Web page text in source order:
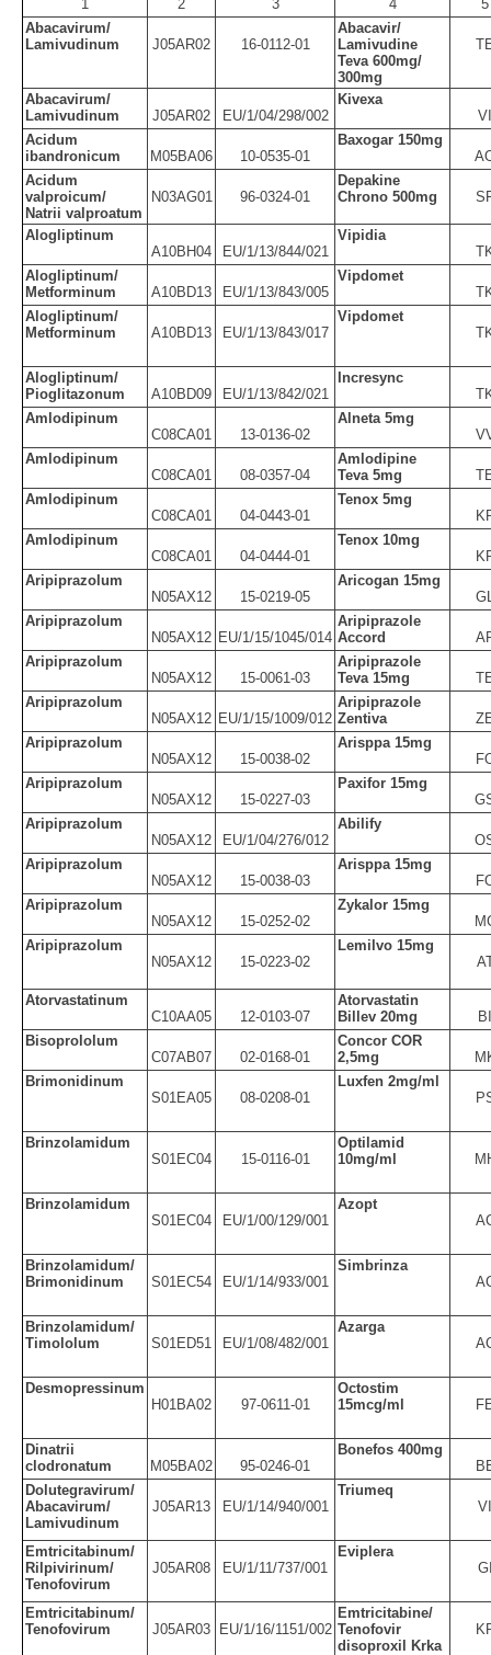
1 2 3 4
5
Abacavirum/
Lamivudinum
J05AR02 16-0112-01
Abacavir/
Lamivudine
Teva 600mg/
300mg
Abacavirum/
Lamivudinum
J05AR02 EU/1/04/298/002
Kivexa
VI
Acidum
ibandronicum
M05BA06 10-0535-01
Baxogar 150mg
Acidum
valproicum/
Natrii valproatum
N03AG01 96-0324-01
Depakine
Chrono 500mg
Alogliptinum
A10BH04
EU/1/13/844/021
Vipidia
Alogliptinum/
Metforminum
A10BD13 EU/1/13/843/005
Vipdomet
Alogliptinum/
Metforminum
A10BD13 EU/1/13/843/017
Vipdomet
Alogliptinum/
Pioglitazonum
A10BD09 EU/1/13/842/021
Incresync
Amlodipinum
C08CA01
13-0136-02
Alneta 5mg
Amlodipinum
C08CA01
08-0357-04
Amlodipine
Teva 5mg
Amlodipinum
C08CA01
04-0443-01
Tenox 5mg
Amlodipinum
C08CA01
04-0444-01
Tenox 10mg
Aripiprazolum
N05AX12
15-0219-05
Aricogan 15mg
Aripiprazolum
N05AX12 EU/1/15/1045/014
Aripiprazole
Accord
Aripiprazolum
N05AX12
15-0061-03
Aripiprazole
Teva 15mg
Aripiprazolum
N05AX12 EU/1/15/1009/012
Aripiprazole
Zentiva
Aripiprazolum
N05AX12
15-0038-02
Arisppa 15mg
Aripiprazolum
N05AX12
15-0227-03
Paxifor 15mg
Aripiprazolum
N05AX12
EU/1/04/276/012
Abilify
Aripiprazolum
N05AX12
15-0038-03
Arisppa 15mg
Aripiprazolum
N05AX12
15-0252-02
Zykalor 15mg
Aripiprazolum
N05AX12
15-0223-02
Lemilvo 15mg
Atorvastatinum
C10AA05
12-0103-07
Atorvastatin
Billev 20mg
BI
Bisoprololum
C07AB07
02-0168-01
Concor COR
2,5mg
Brimonidinum
S01EA05
08-0208-01
Luxfen 2mg/ml
Brinzolamidum
S01EC04
15-0116-01
Optilamid
10mg/ml
Brinzolamidum
S01EC04
EU/1/00/129/001
Azopt
Brinzolamidum/
Brimonidinum
S01EC54 EU/1/14/933/001
Simbrinza
Brinzolamidum/
Timololum
S01ED51 EU/1/08/482/001
Azarga
Desmopressinum
H01BA02
97-0611-01
Octostim
15mcg/ml
Dinatrii
clodronatum
M05BA02 95-0246-01
Bonefos 400mg
Dolutegravirum/
Abacavirum/
Lamivudinum
J05AR13 EU/1/14/940/001
Triumeq
VI
Emtricitabinum/
Rilpivirinum/
Tenofovirum
J05AR08 EU/1/11/737/001
Eviplera
Emtricitabinum/
Tenofovirum
J05AR03 EU/1/16/1151/002
Emtricitabine/
Tenofovir
disoproxil Krka